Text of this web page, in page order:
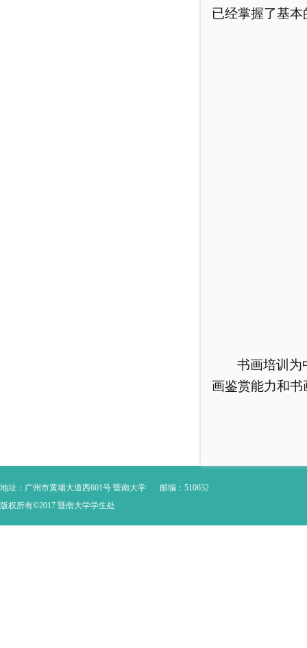
已经掌握了基
书画培训为
画鉴赏能力和
地址：广州市黄埔大道西601号 暨南大学
邮编：510632
版权所有©2017 暨南大学学生处